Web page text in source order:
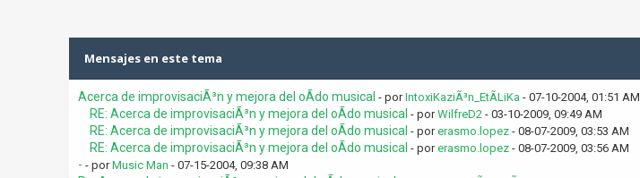
Mensajes en este tema
Acerca de improvisaciÃ³n y mejora del oÃ­do musical - porIntoxiKaziÃ³n_EtÃ­LiKa - 07-10-2004, 01:51 AM
RE: Acerca de improvisaciÃ³n y mejora del oÃ­do musical - porWilfreD2- 03-10-2009, 09:49 AM
RE: Acerca de improvisaciÃ³n y mejora del oÃ­do musical - porerasmo.lopez- 08-07-2009, 03:53 AM
RE: Acerca de improvisaciÃ³n y mejora del oÃ­do musical - porerasmo.lopez- 08-07-2009, 03:56 AM
- - porMusic Man - 07-15-2004, 09:38 AM